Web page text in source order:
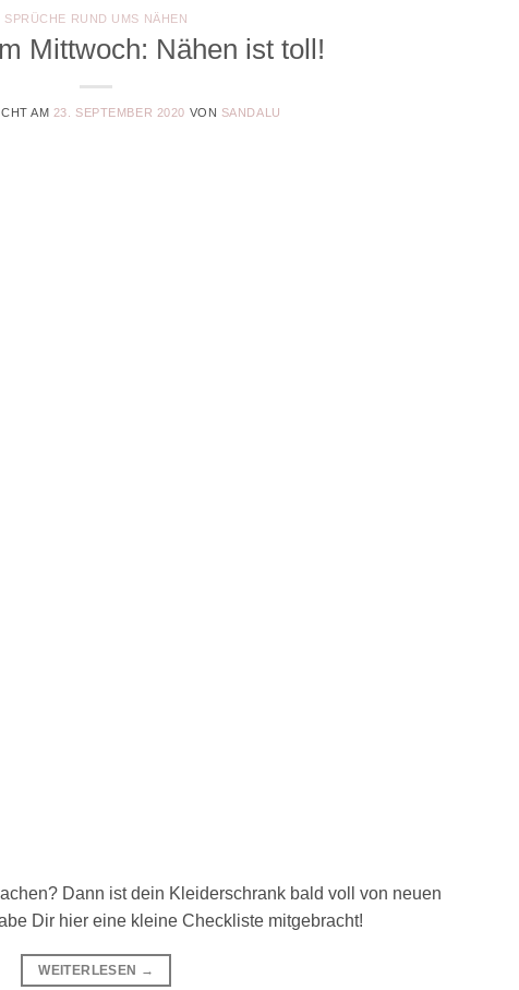
SPRÜCHE RUND UMS NÄHEN
Mittwoch: Nähen ist toll!
AM 23. SEPTEMBER 2020 VON SANDALU
Dann ist dein Kleiderschrank bald voll von neuen
Dir hier eine kleine Checkliste mitgebracht!
WEITERLESEN →